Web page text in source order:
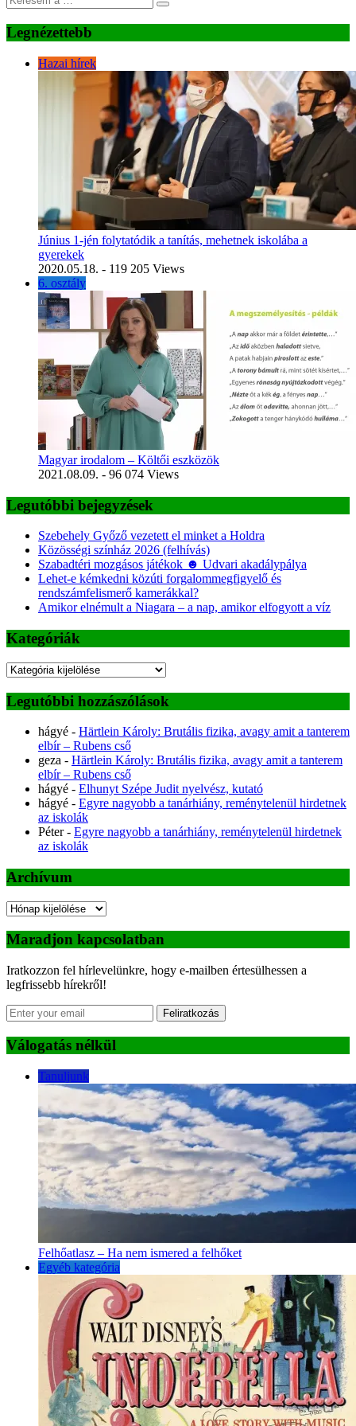
Legnézettebb
Hazai hírek
Június 1-jén folytatódik a tanítás, mehetnek iskolába a
gyerekek
2020.05.18. - 119 205 Views
6. osztály
Magyar irodalom – Költői eszközök
2021.08.09. - 96 074 Views
Legutóbbi bejegyzések
Szebehely Győző vezetett el minket a Holdra
Közösségi színház 2026 (felhívás)
Szabadtéri mozgásos játékok ☻ Udvari akadálypálya
Lehet-e kémkedni közúti forgalommegfigyelő és
rendszámfelismerő kamerákkal?
Amikor elnémult a Niagara – a nap, amikor elfogyott a víz
Kategóriák
Kategóriák
Legutóbbi hozzászólások
hágyé - Härtlein Károly: Brutális fizika, avagy amit a tanterem
elbír – Rubens cső
geza - Härtlein Károly: Brutális fizika, avagy amit a tanterem
elbír – Rubens cső
hágyé - Elhunyt Szépe Judit nyelvész, kutató
hágyé - Egyre nagyobb a tanárhiány, reménytelenül hirdetnek
az iskolák
Péter- Egyre nagyobb a tanárhiány, reménytelenül hirdetnek
az iskolák
Archívum
Archívum
Maradjon kapcsolatban
Iratkozzon fel hírlevelünkre, hogy e-mailben értesülhessen a
legfrissebb hírekről!
Feliratkozás
Válogatás nélkül
Tanuljunk
Felhőatlasz – Ha nem ismered a felhőket
Egyéb kategória